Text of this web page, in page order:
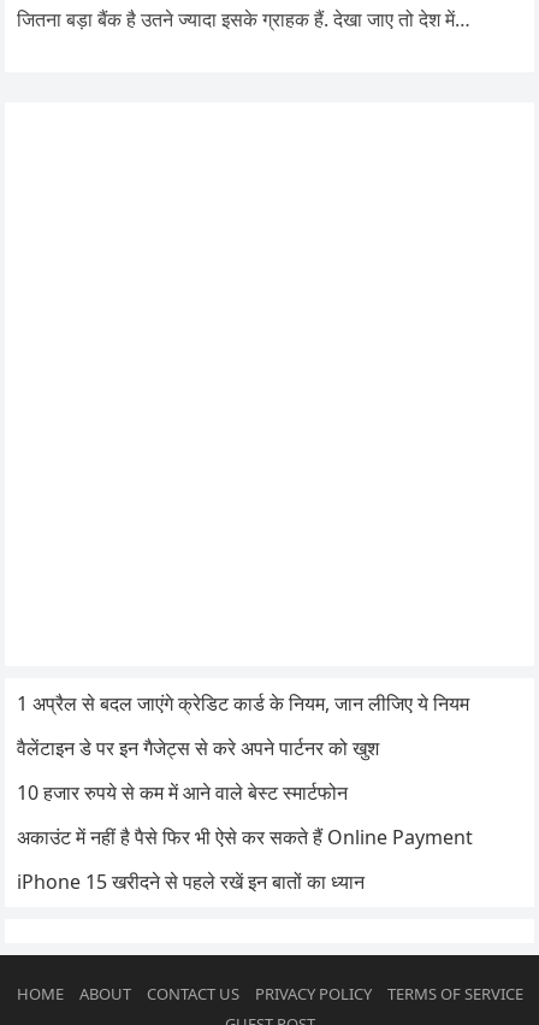
जितना बड़ा बैंक है उतने ज्यादा इसके ग्राहक हैं. देखा जाए तो देश में…
1 अप्रैल से बदल जाएंगे क्रेडिट कार्ड के नियम, जान लीजिए ये नियम
वैलेंटाइन डे पर इन गैजेट्स से करे अपने पार्टनर को खुश
10 हजार रुपये से कम में आने वाले बेस्ट स्मार्टफोन
अकाउंट में नहीं है पैसे फिर भी ऐसे कर सकते हैं Online Payment
iPhone 15 खरीदने से पहले रखें इन बातों का ध्यान
HOME ABOUT CONTACT US PRIVACY POLICY
TERMS OF SERVICE